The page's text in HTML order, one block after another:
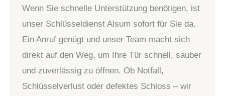
Wenn Sie schnelle Unterstützung benötigen, ist
unser Schlüsseldienst Alsum sofort für Sie da.
Ein Anruf genügt und unser Team macht sich
direkt auf den Weg, um Ihre Tür schnell, sauber
und zuverlässig zu öffnen. Ob Notfall,
Schlüsselverlust oder defektes Schloss – wir